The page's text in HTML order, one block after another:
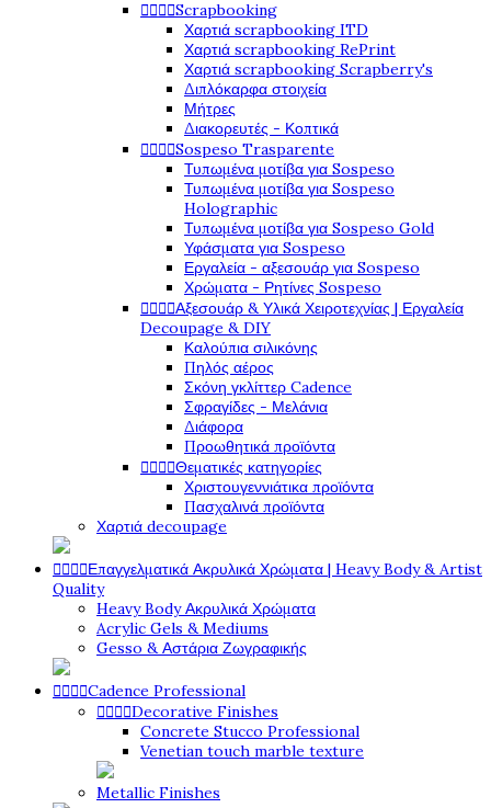
Scrapbooking
Χαρτιά scrapbooking ITD
Χαρτιά scrapbooking RePrint
Χαρτιά scrapbooking Scrapberry's
Διπλόκαρφα στοιχεία
Μήτρες
Διακορευτές - Κοπτικά
Sospeso Trasparente
Τυπωμένα μοτίβα για Sospeso
Τυπωμένα μοτίβα για Sospeso
Holographic
Τυπωμένα μοτίβα για Sospeso Gold
Υφάσματα για Sospeso
Εργαλεία - αξεσουάρ για Sospeso
Χρώματα - Ρητίνες Sospeso
Αξεσουάρ & Υλικά Χειροτεχνίας | Εργαλεία
Decoupage & DIY
Καλούπια σιλικόνης
Πηλός αέρος
Σκόνη γκλίττερ Cadence
Σφραγίδες - Μελάνια
Διάφορα
Προωθητικά προϊόντα
Θεματικές κατηγορίες
Χριστουγεννιάτικα προϊόντα
Πασχαλινά προϊόντα
Χαρτιά decoupage
Επαγγελματικά Ακρυλικά Χρώματα | Heavy Body & Artist
Quality
Heavy Body Ακρυλικά Χρώματα
Acrylic Gels & Mediums
Gesso & Αστάρια Ζωγραφικής
Cadence Professional
Decorative Finishes
Concrete Stucco Professional
Venetian touch marble texture
Metallic Finishes